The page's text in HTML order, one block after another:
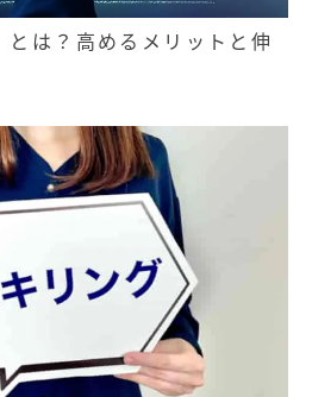
は？高めるメリットと伸